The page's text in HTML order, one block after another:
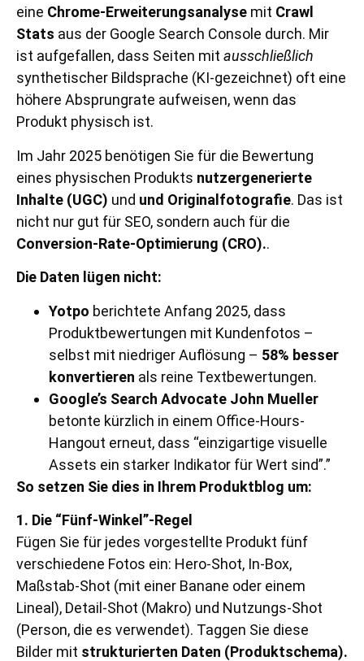
eine Chrome-Erweiterungsanalyse mit Crawl
Stats aus der Google Search Console durch. Mir
ist aufgefallen, dass Seiten mit ausschließlich
synthetischer Bildsprache (KI-gezeichnet) oft eine
höhere Absprungrate aufweisen, wenn das
Produkt physisch ist.
Im Jahr 2025 benötigen Sie für die Bewertung
eines physischen Produkts nutzergenerierte
Inhalte (UGC) und und Originalfotografie. Das ist
nicht nur gut für SEO, sondern auch für die
Conversion-Rate-Optimierung (CRO)..
Die Daten lügen nicht:
Yotpo berichtete Anfang 2025, dass
Produktbewertungen mit Kundenfotos –
selbst mit niedriger Auflösung – 58% besser
konvertieren als reine Textbewertungen.
Google’s Search Advocate John Mueller
betonte kürzlich in einem Office-Hours-
Hangout erneut, dass “einzigartige visuelle
Assets ein starker Indikator für Wert sind”.”
So setzen Sie dies in Ihrem Produktblog um:
1. Die “Fünf-Winkel”-Regel
Fügen Sie für jedes vorgestellte Produkt fünf
verschiedene Fotos ein: Hero-Shot, In-Box,
Maßstab-Shot (mit einer Banane oder einem
Lineal), Detail-Shot (Makro) und Nutzungs-Shot
(Person, die es verwendet). Taggen Sie diese
Bilder mit strukturierten Daten (Produktschema).